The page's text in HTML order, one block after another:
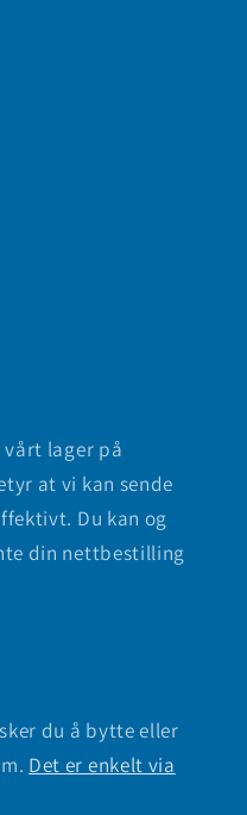
lager på
at vi kan sende
Du kan og
din nettbestilling
du å bytte eller
Det er enkelt via